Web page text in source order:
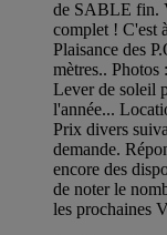
de SABLE fin.
complet ! C'est
Plaisance des
mètres..
Lever de soleil
l'année...
Prix divers
demande.
encore des
de noter le
les prochaines